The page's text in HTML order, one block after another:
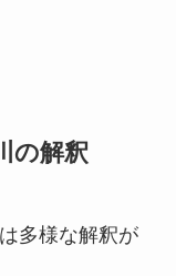
の解釈
多様な解釈が